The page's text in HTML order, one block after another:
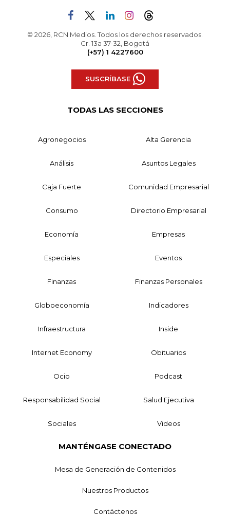
© 2026, RCN Medios. Todos los derechos reservados.
Cr. 13a 37-32, Bogotá
(+57) 1 4227600
SUSCRÍBASE
TODAS LAS SECCIONES
Agronegocios Alta Gerencia
Análisis Asuntos Legales
Caja Fuerte Comunidad Empresarial
Consumo Directorio Empresarial
Economía Empresas
Especiales Eventos
Finanzas Finanzas Personales
Globoeconomía Indicadores
Infraestructura Inside
Internet Economy Obituarios
Ocio Podcast
Responsabilidad Social Salud Ejecutiva
Sociales Videos
MANTÉNGASE CONECTADO
Mesa de Generación de Contenidos
Nuestros Productos
Contáctenos